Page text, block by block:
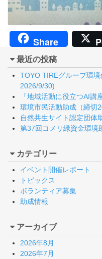
Share
最近の投稿
TOYO TIREグループ環
2026/9/30)
「地域活動に役立つAI
環境市民活動助成（締切
自然共生サイト認定団体
第37回コメリ緑資金環境
カテゴリー
イベント開催レポート
トピックス
ボランティア募集
助成情報
アーカイブ
2026年8月
2026年7月